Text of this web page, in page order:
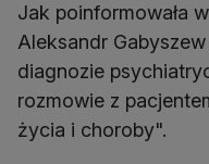
Jak poinformowała
Aleksandr
diagnozie
rozmowie z
życia i choroby".